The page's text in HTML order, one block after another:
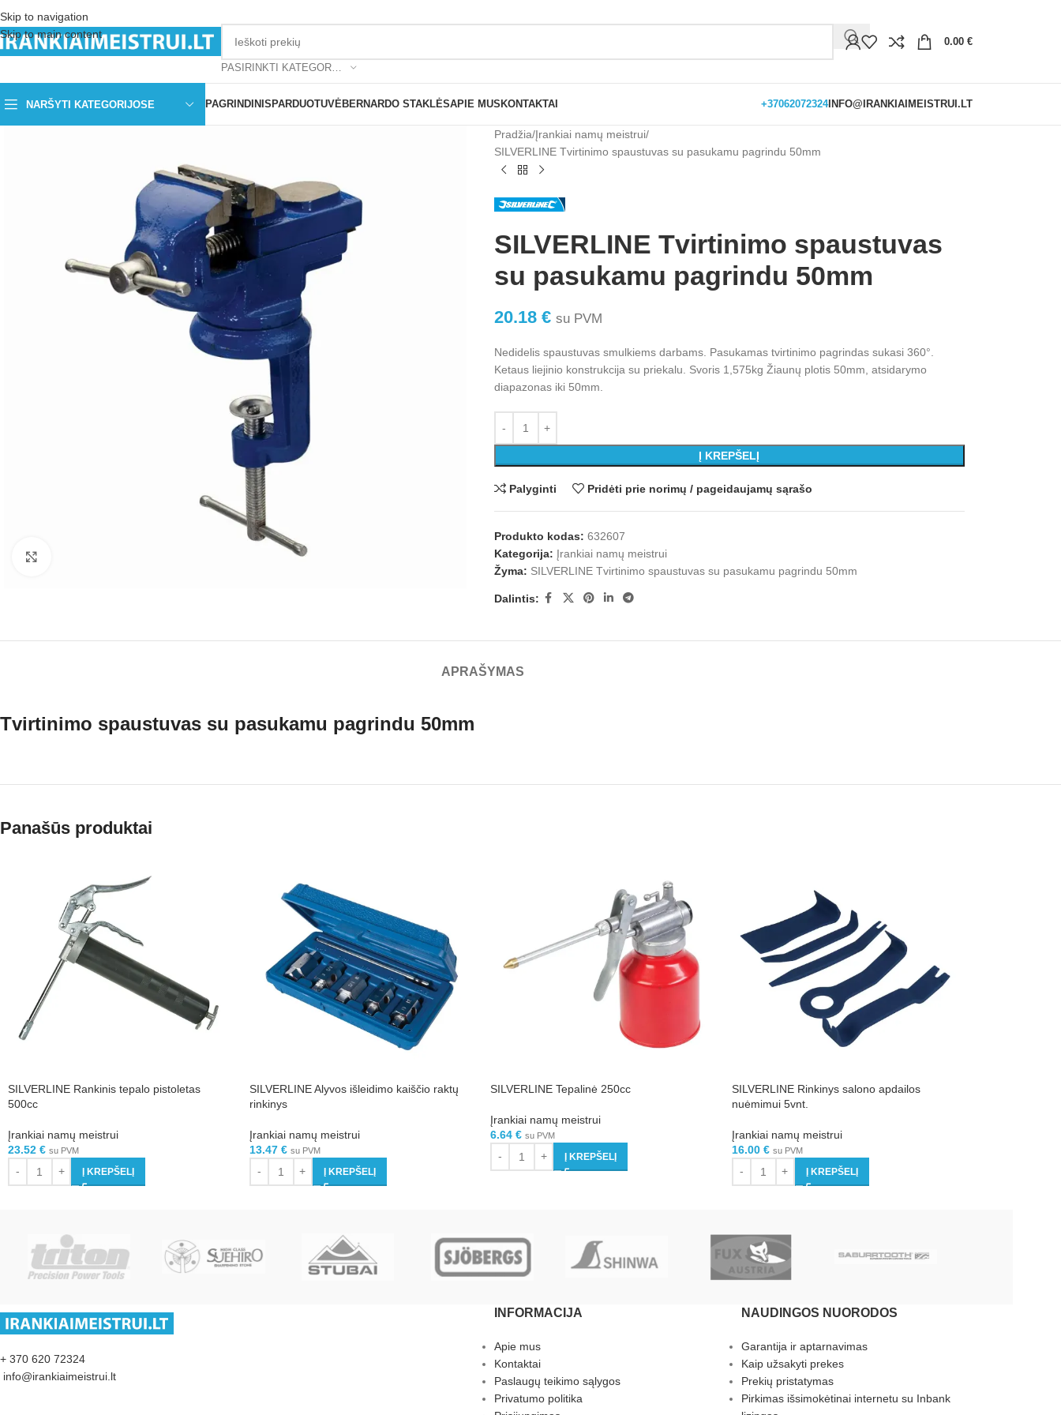
Skip to navigation
Skip to main content
0.00 €
NARŠYTI KATEGORIJOSE PAGRINDINIS PARDUOTUVĖBERNARDO STAKLĖSAPIE MUS KONTAKTAI +37062072324INFO@IRANKIAIMEISTRUI.LT
Pradžia Įrankiai namų meistrui
SILVERLINE Tvirtinimo spaustuvas su pasukamu pagrindu 50mm
SILVERLINE Tvirtinimo spaustuvas
su pasukamu pagrindu 50mm
20.18 € su PVM
Nedidelis spaustuvas smulkiems darbams. Pasukamas tvirtinimo pagrindas sukasi 360°.
Ketaus liejinio konstrukcija su priekalu. Svoris 1,575kg Žiaunų plotis 50mm, atsidarymo
diapazonas iki 50mm.
Į KREPŠELĮ
Palyginti Pridėti prie norimų / pageidaujamų sąrašo
Produkto kodas: 632607
Kategorija: Įrankiai namų meistrui
Žyma: SILVERLINE Tvirtinimo spaustuvas su pasukamu pagrindu 50mm
Dalintis:
APRAŠYMAS
Tvirtinimo spaustuvas su pasukamu pagrindu 50mm
Panašūs produktai
SILVERLINE Rankinis tepalo pistoletas
500cc
Įrankiai namų meistrui
23.52 € su PVM
Į KREPŠELĮ
SILVERLINE Alyvos išleidimo kaiščio raktų
rinkinys
Įrankiai namų meistrui
13.47 € su PVM
Į KREPŠELĮ
SILVERLINE Tepalinė 250cc
Įrankiai namų meistrui
6.64 € su PVM
Į KREPŠELĮ
SILVERLINE Rinkinys salono apdailos
nuėmimui 5vnt.
Įrankiai namų meistrui
16.00 € su PVM
Į KREPŠELĮ
+ 370 620 72324
info@irankiaimeistrui.lt
INFORMACIJA
Apie mus
Kontaktai
Paslaugų teikimo sąlygos
Privatumo politika
NAUDINGOS NUORODOS
Garantija ir aptarnavimas
Kaip užsakyti prekes
Prekių pristatymas
Pirkimas išsimokėtinai internetu su Inbank